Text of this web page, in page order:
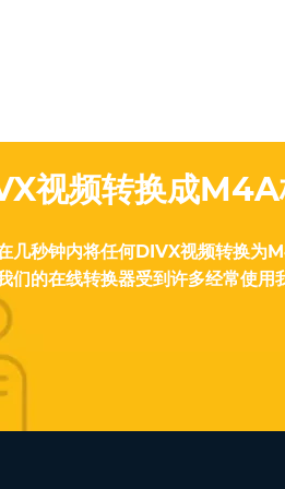
视频转换成M4A
几秒钟内将任何DIVX视频转换为
们的在线转换器受到许多经常使用